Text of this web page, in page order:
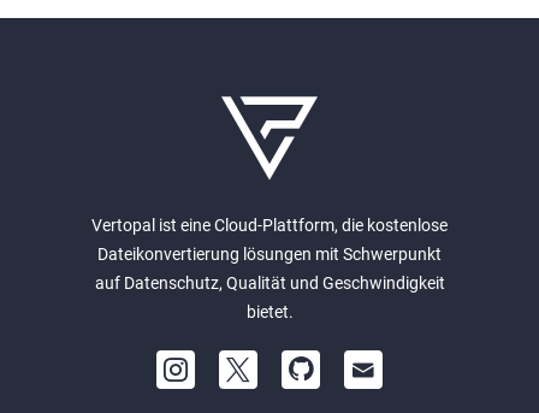
Vertopal ist eine Cloud-Plattform, die kostenlose
Dateikonvertierung lösungen mit Schwerpunkt
auf Datenschutz, Qualität und Geschwindigkeit
bietet.